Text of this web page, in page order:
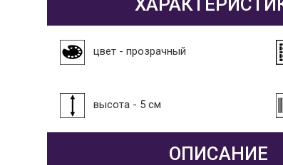
цвет - прозрачный
высота - 5 см
ОПИСАНИЕ